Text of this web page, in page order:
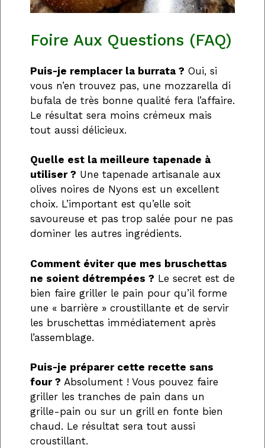
Foire Aux Questions (FAQ)
Puis-je remplacer la burrata ? Oui, si
vous n’en trouvez pas, une mozzarella di
bufala de très bonne qualité fera l’affaire.
Le résultat sera moins crémeux mais
tout aussi délicieux.
Quelle est la meilleure tapenade à
utiliser ? Une tapenade artisanale aux
olives noires de Nyons est un excellent
choix. L’important est qu’elle soit
savoureuse et pas trop salée pour ne pas
dominer les autres ingrédients.
Comment éviter que mes bruschettas
ne soient détrempées ? Le secret est de
bien faire griller le pain pour qu’il forme
une « barrière » croustillante et de servir
les bruschettas immédiatement après
l’assemblage.
Puis-je préparer cette recette sans
four ? Absolument ! Vous pouvez faire
griller les tranches de pain dans un
grille-pain ou sur un grill en fonte bien
chaud. Le résultat sera tout aussi
croustillant.